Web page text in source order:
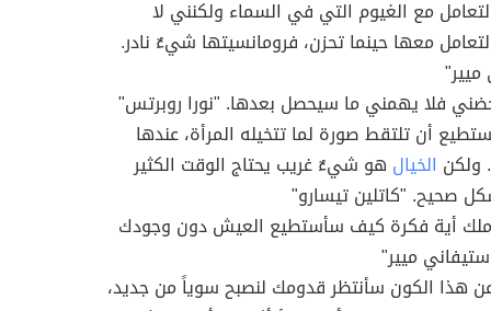
مع الغيوم التي في السماء ولكنني لا
معها حينما تحزن، فرومانسيتها شيءٌ نادر.
فلا يهمني ما سيحصل بعدها. "نورا روبرتس"
أن تلتقط صورة لما تتخيله المرأة، عندها
ولكن الخيال هو شيءٌ غريب يحتاج الوقت الكثير
صحيح. "كاتلين تيسارو"
أية فكرة كيف سأستطيع العيش دون وجودك
ميير"
هذا الكون سأنتظر قدومك لنصبح سوياً من جديد،